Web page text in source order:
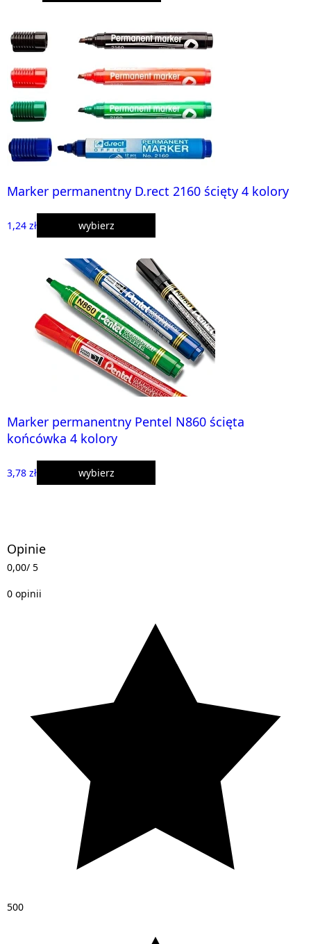
Marker permanentny D.rect 2160 ścięty 4 kolory
1,24 zł wybierz
Marker permanentny Pentel N860 ścięta
końcówka 4 kolory
3,78 zł wybierz
Opinie
0,00/ 5
0 opinii
500